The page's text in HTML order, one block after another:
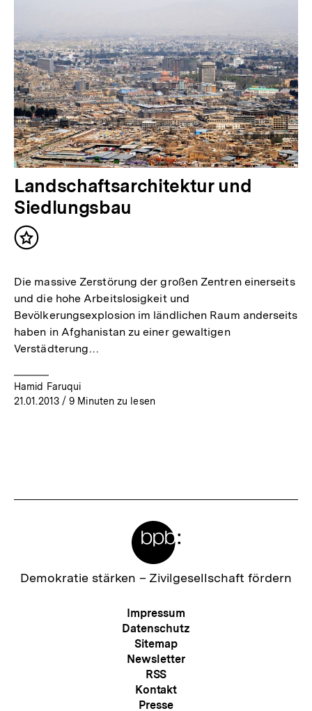
Landschaftsarchitektur und
Siedlungsbau
Inhalt
Die massive Zerstörung der großen Zentren einerseits
und die hohe Arbeitslosigkeit und
Bevölkerungsexplosion im ländlichen Raum anderseits
haben in Afghanistan zu einer gewaltigen
Verstädterung…
Hamid Faruqui
21.01.2013/ 9 Minuten zu lesen
Zur
Demokratie stärken – Zivilgesellschaft fördern
Meta-
Navigation
Impressum
Datenschutz
Sitemap
Newsletter
RSS
Kontakt
Presse